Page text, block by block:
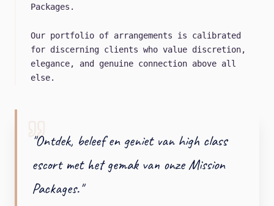
Packages.
Our portfolio of arrangements is calibrated
for discerning clients who value discretion,
elegance, and genuine connection above all
else.
"Ontdek, beleef en geniet van high class
escort met het gemak van onze Mission
Packages."